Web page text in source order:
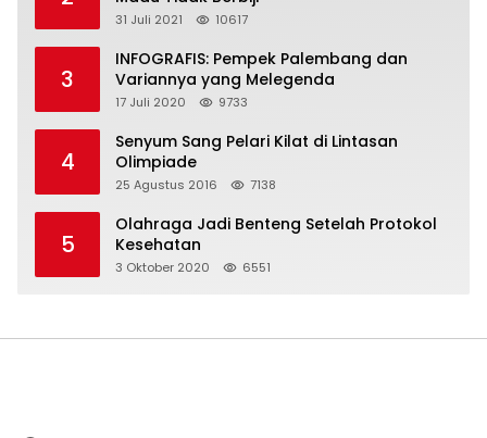
31 Juli 2021 10617
3
INFOGRAFIS: Pempek Palembang dan
Variannya yang Melegenda
17 Juli 2020 9733
4
Senyum Sang Pelari Kilat di Lintasan
Olimpiade
25 Agustus 2016 7138
5
Olahraga Jadi Benteng Setelah Protokol
Kesehatan
3 Oktober 2020 6551